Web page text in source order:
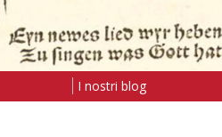
I nostri blog